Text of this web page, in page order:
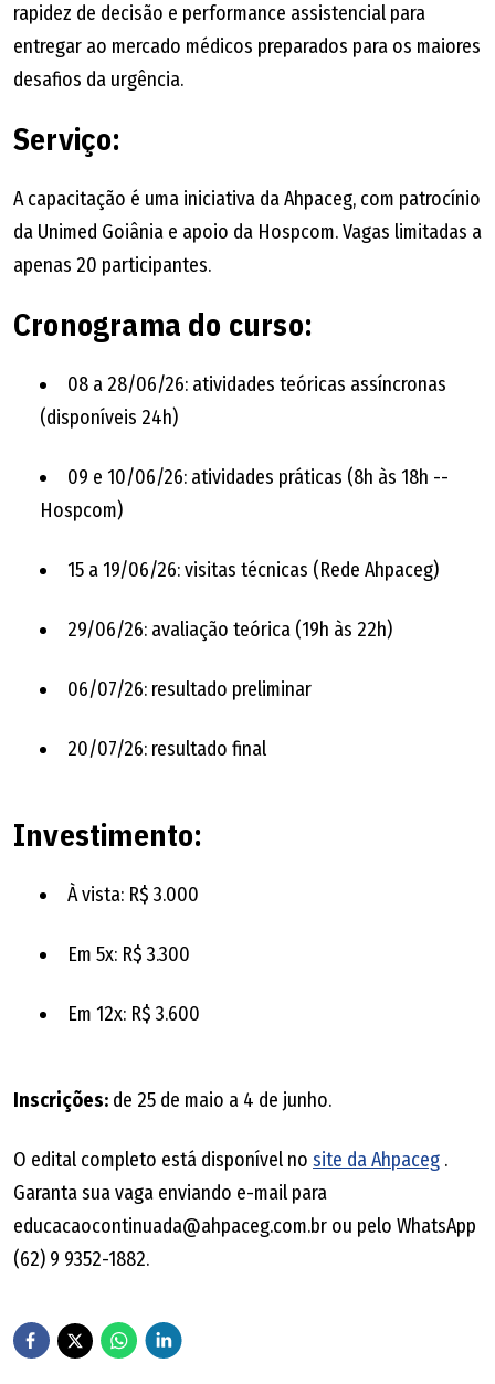
rapidez de decisão e performance assistencial para
entregar ao mercado médicos preparados para os maiores
desafios da urgência.
Serviço:
A capacitação é uma iniciativa da Ahpaceg, com patrocínio
da Unimed Goiânia e apoio da Hospcom. Vagas limitadas a
apenas 20 participantes.
Cronograma do curso:
08 a 28/06/26: atividades teóricas assíncronas
(disponíveis 24h)
09 e 10/06/26: atividades práticas (8h às 18h --
Hospcom)
15 a 19/06/26: visitas técnicas (Rede Ahpaceg)
29/06/26: avaliação teórica (19h às 22h)
06/07/26: resultado preliminar
20/07/26: resultado final
Investimento:
À vista: R$ 3.000
Em 5x: R$ 3.300
Em 12x: R$ 3.600
Inscrições: de 25 de maio a 4 de junho.
O edital completo está disponível no site da Ahpaceg .
Garanta sua vaga enviando e-mail para
educacaocontinuada@ahpaceg.com.br ou pelo WhatsApp
(62) 9 9352-1882.